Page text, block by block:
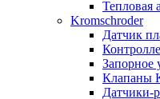
Тепловая
Kromschroder
Датчик
Запорное
Клапаны
Датчики-